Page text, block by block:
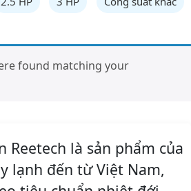
found matching your
Reetech là sản phẩm của
lạnh đến từ Việt Nam,